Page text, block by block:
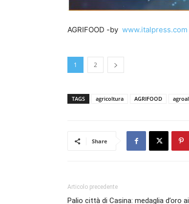
AGRIFOOD -by www.italpress.com
1 2
TAGS agricoltura AGRIFOOD
Share
Articolo precedente
Palio città di Casina: medaglia d’oro ai